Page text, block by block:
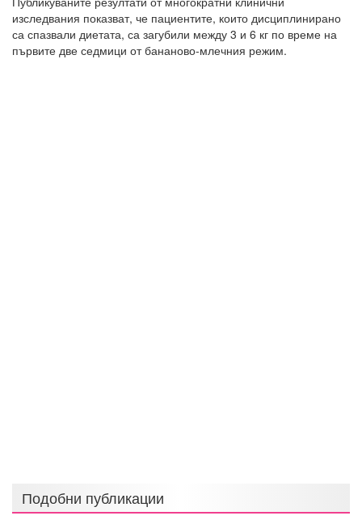
изследвания показват, че пациентите, които дисциплинирано
са спазвали диетата, са загубили между 3 и 6 кг по време на
първите две седмици от бананово-млечния режим.
Подобни публикации